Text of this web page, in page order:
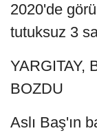
2020'de
tutuksuz 3
YARGITAY,
BOZDU
Aslı Baş'ın